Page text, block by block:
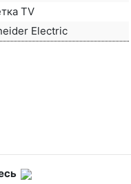
TV
Electric